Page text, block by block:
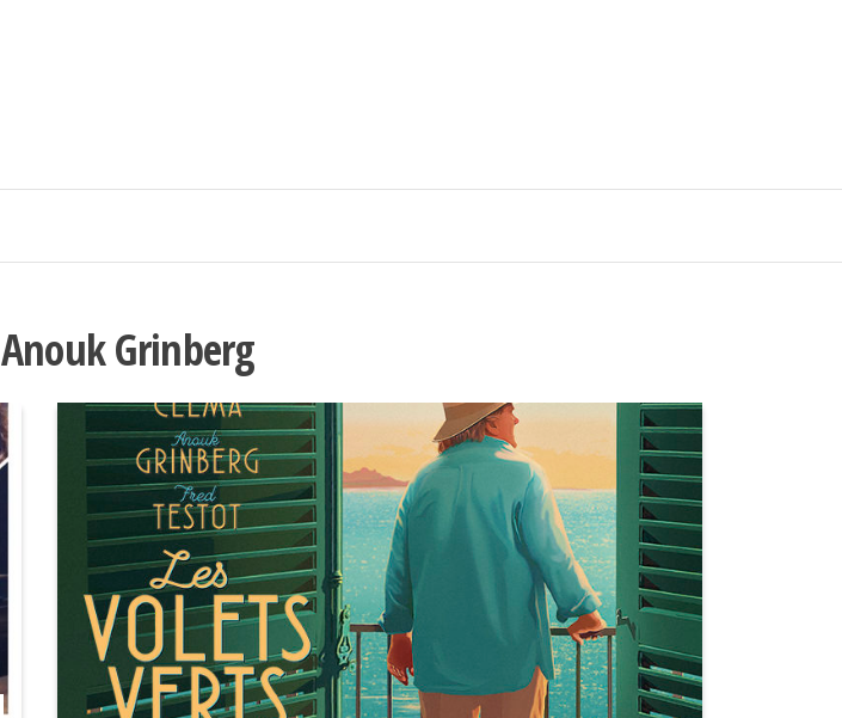
Anouk Grinberg